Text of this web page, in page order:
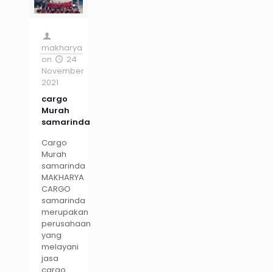
makharya
on
24
November
2021
cargo
Murah
samarinda
Cargo
Murah
samarinda
MAKHARYA
CARGO
samarinda
merupakan
perusahaan
yang
melayani
jasa
cargo